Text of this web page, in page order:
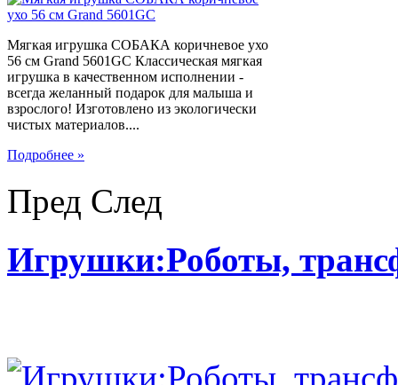
Мягкая игрушка СОБАКА коричневое ухо
56 см Grand 5601GC Классическая мягкая
игрушка в качественном исполнении -
всегда желанный подарок для малыша и
взрослого! Изготовлено из экологически
чистых материалов....
Подробнее »
Пред След
Игрушки:Роботы,